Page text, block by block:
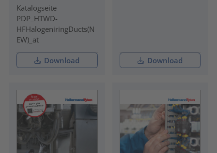
Katalogseite
PDP_HTWD-
HFHalogeniringDucts(N
EW)_at
Download Download